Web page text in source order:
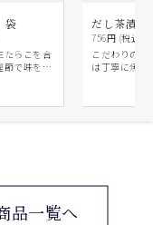
袋
たらこを合
節で味を調
だし茶漬〔
756円 (税込)
こだわりのだ
は丁寧に焼き
品一覧へ